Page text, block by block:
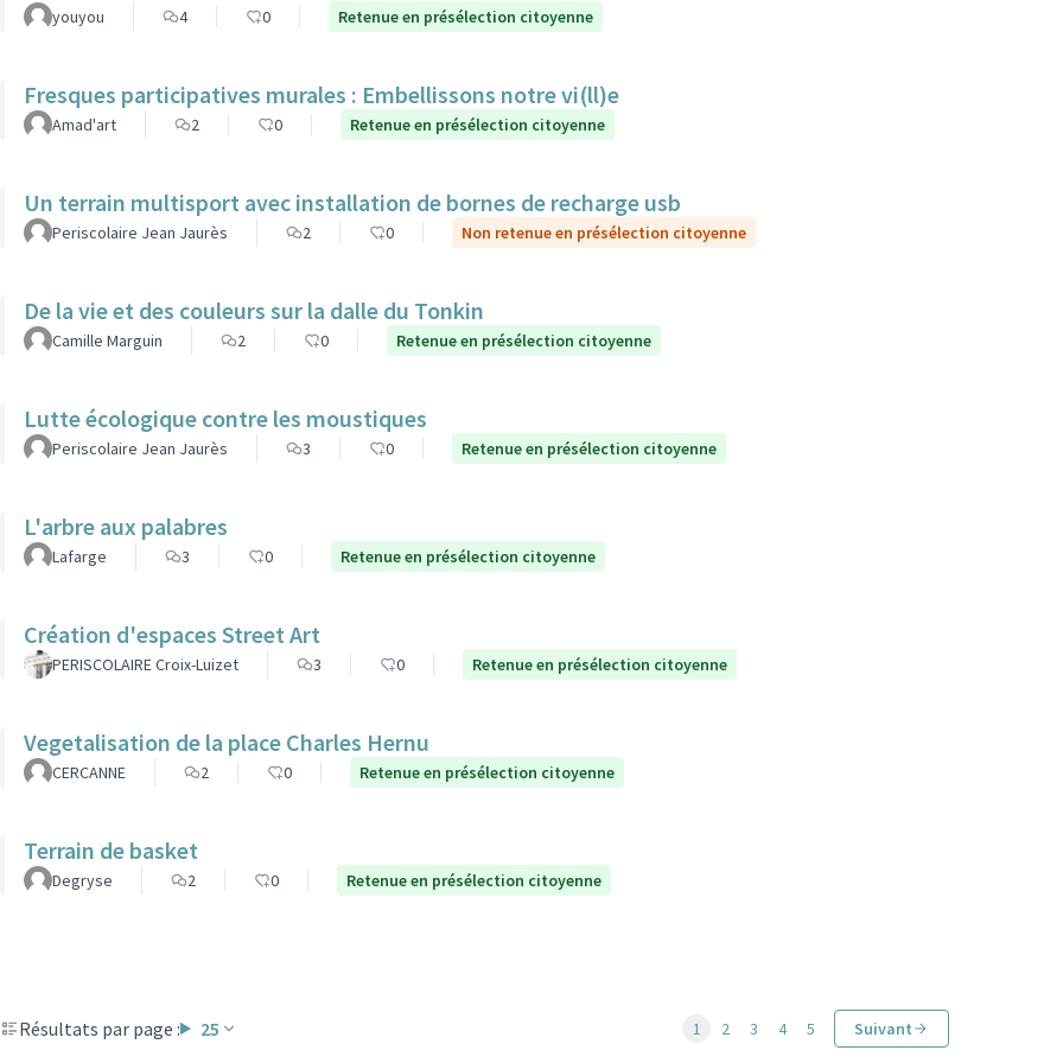
youyou 4 0 Retenue en présélection citoyenne
Fresques participatives murales : Embellissons notre vi(ll)e
Amad'art 2 0 Retenue en présélection citoyenne
Un terrain multisport avec installation de bornes de recharge usb
Periscolaire Jean Jaurès 2 0 Non retenue en présélection citoyenne
De la vie et des couleurs sur la dalle du Tonkin
Camille Marguin 2 0 Retenue en présélection citoyenne
Lutte écologique contre les moustiques
Periscolaire Jean Jaurès 3 0 Retenue en présélection citoyenne
L'arbre aux palabres
Lafarge 3 0 Retenue en présélection citoyenne
Création d'espaces Street Art
PERISCOLAIRE Croix-Luizet 3 0 Retenue en présélection citoyenne
Vegetalisation de la place Charles Hernu
CERCANNE 2 0 Retenue en présélection citoyenne
Terrain de basket
Degryse 2 0 Retenue en présélection citoyenne
Résultats par page : 25 1 2 3 4 5 Suivant